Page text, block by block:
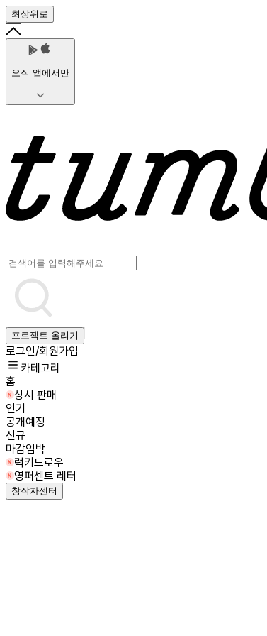
최상위로
오직 앱에서만
프로젝트 올리기
로그인/회원가입
카테고리
홈
상시 판매
인기
공개예정
신규
마감임박
럭키드로우
영퍼센트 레터
창작자센터